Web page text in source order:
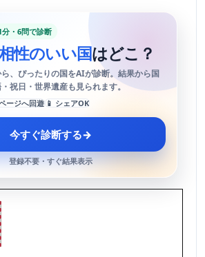
分・6問で診断
性のいい国はどこ？
、ぴったりの国をAIが診断。結果から国
祝日・世界遺産も見られます。
ージへ回遊 📱 シェアOK
今すぐ診断する→
登録不要・すぐ結果表示